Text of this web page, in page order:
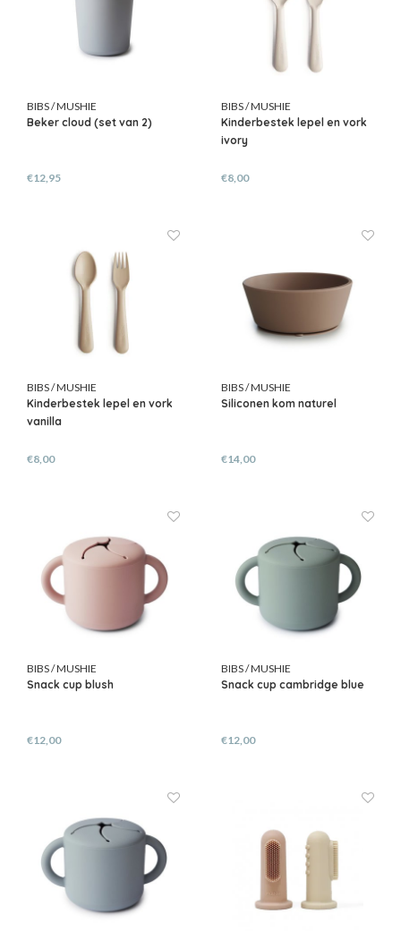
BIBS / MUSHIE
Beker cloud (set van 2)
€12,95
BIBS / MUSHIE
Kinderbestek lepel en vork
ivory
€8,00
BIBS / MUSHIE
Kinderbestek lepel en vork
vanilla
€8,00
BIBS / MUSHIE
Siliconen kom naturel
€14,00
BIBS / MUSHIE
Snack cup blush
€12,00
BIBS / MUSHIE
Snack cup cambridge blue
€12,00